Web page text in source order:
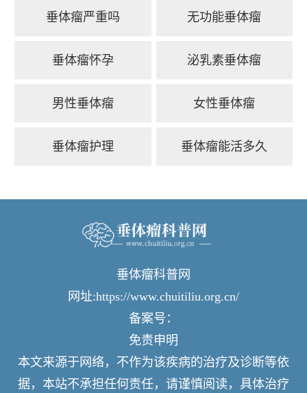
垂体瘤严重吗 无功能垂体瘤
垂体瘤怀孕 泌乳素垂体瘤
男性垂体瘤 女性垂体瘤
垂体瘤护理 垂体瘤能活多久
垂体瘤科普网
网址:https://www.chuitiliu.org.cn/
备案号：
免责申明
本文来源于网络，不作为该疾病的治疗及诊断等依
据，本站不承担任何责任，请谨慎阅读，具体治疗